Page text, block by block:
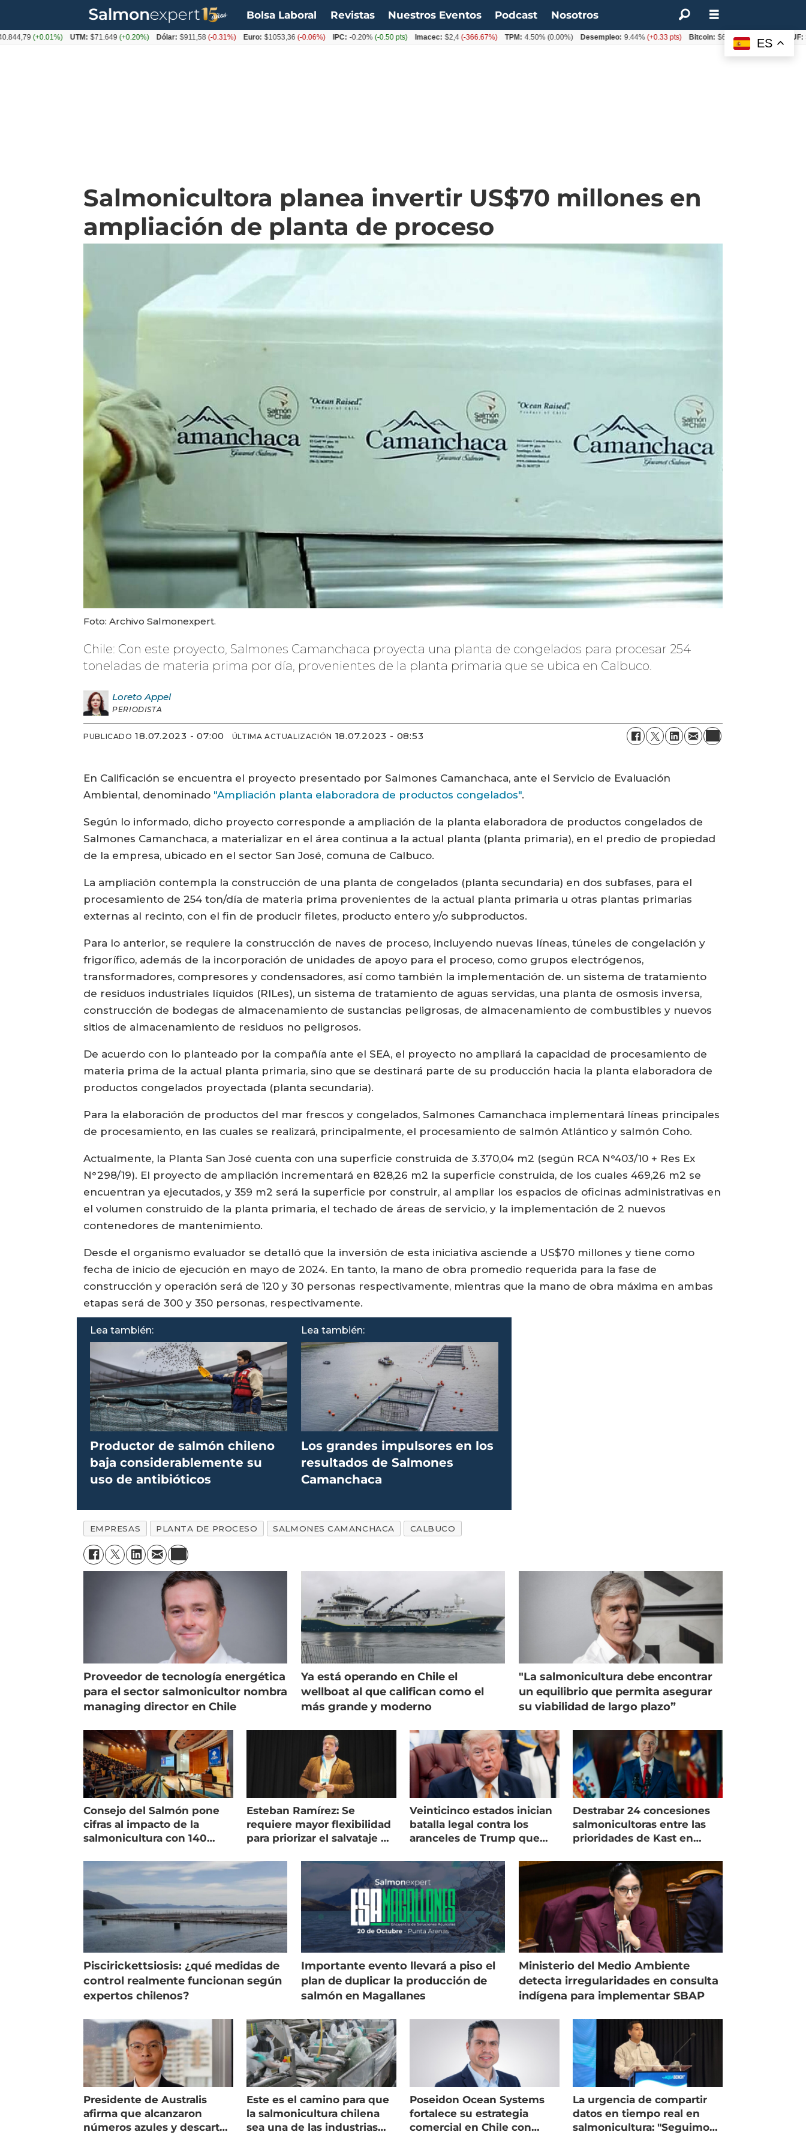
Bolsa Laboral Revistas Nuestros Eventos Podcast Nosotros
Salmonicultora planea invertir US$70 millones en
ampliación de planta de proceso
Foto: Archivo Salmonexpert.
Chile: Con este proyecto, Salmones Camanchaca proyecta una planta de congelados para procesar 254
toneladas de materia prima por día, provenientes de la planta primaria que se ubica en Calbuco.
Loreto Appel
PERIODISTA
PUBLICADO 18.07.2023 - 07:00 ÚLTIMA ACTUALIZACIÓN 18.07.2023 - 08:53
En Calificación se encuentra el proyecto presentado por Salmones Camanchaca, ante el Servicio de Evaluación
Ambiental, denominado "Ampliación planta elaboradora de productos congelados".
Según lo informado, dicho proyecto corresponde a ampliación de la planta elaboradora de productos congelados de
Salmones Camanchaca, a materializar en el área continua a la actual planta (planta primaria), en el predio de propiedad
de la empresa, ubicado en el sector San José, comuna de Calbuco.
La ampliación contempla la construcción de una planta de congelados (planta secundaria) en dos subfases, para el
procesamiento de 254 ton/día de materia prima provenientes de la actual planta primaria u otras plantas primarias
externas al recinto, con el fin de producir filetes, producto entero y/o subproductos.
Para lo anterior, se requiere la construcción de naves de proceso, incluyendo nuevas líneas, túneles de congelación y
frigorífico, además de la incorporación de unidades de apoyo para el proceso, como grupos electrógenos,
transformadores, compresores y condensadores, así como también la implementación de. un sistema de tratamiento
de residuos industriales líquidos (RILes), un sistema de tratamiento de aguas servidas, una planta de osmosis inversa,
construcción de bodegas de almacenamiento de sustancias peligrosas, de almacenamiento de combustibles y nuevos
sitios de almacenamiento de residuos no peligrosos.
De acuerdo con lo planteado por la compañía ante el SEA, el proyecto no ampliará la capacidad de procesamiento de
materia prima de la actual planta primaria, sino que se destinará parte de su producción hacia la planta elaboradora de
productos congelados proyectada (planta secundaria).
Para la elaboración de productos del mar frescos y congelados, Salmones Camanchaca implementará líneas principales
de procesamiento, en las cuales se realizará, principalmente, el procesamiento de salmón Atlántico y salmón Coho.
Actualmente, la Planta San José cuenta con una superficie construida de 3.370,04 m2 (según RCA N°403/10 + Res Ex
N°298/19). El proyecto de ampliación incrementará en 828,26 m2 la superficie construida, de los cuales 469,26 m2 se
encuentran ya ejecutados, y 359 m2 será la superficie por construir, al ampliar los espacios de oficinas administrativas en
el volumen construido de la planta primaria, el techado de áreas de servicio, y la implementación de 2 nuevos
contenedores de mantenimiento.
Desde el organismo evaluador se detalló que la inversión de esta iniciativa asciende a US$70 millones y tiene como
fecha de inicio de ejecución en mayo de 2024. En tanto, la mano de obra promedio requerida para la fase de
construcción y operación será de 120 y 30 personas respectivamente, mientras que la mano de obra máxima en ambas
etapas será de 300 y 350 personas, respectivamente.
Lea también:
Productor de salmón chileno
baja considerablemente su
uso de antibióticos
Lea también:
Los grandes impulsores en los
resultados de Salmones
Camanchaca
EMPRESAS PLANTA DE PROCESO SALMONES CAMANCHACA CALBUCO
Proveedor de tecnología energética
para el sector salmonicultor nombra
managing director en Chile
Ya está operando en Chile el
wellboat al que califican como el
más grande y moderno
"La salmonicultura debe encontrar
un equilibrio que permita asegurar
su viabilidad de largo plazo”
Consejo del Salmón pone
cifras al impacto de la
salmonicultura con 140
Esteban Ramírez: Se
requiere mayor flexibilidad
para priorizar el salvataje de
Veinticinco estados inician
batalla legal contra los
aranceles de Trump que
Destrabar 24 concesiones
salmonicultoras entre las
prioridades de Kast en
Piscirickettsiosis: ¿qué medidas de
control realmente funcionan según
expertos chilenos?
Importante evento llevará a piso el
plan de duplicar la producción de
salmón en Magallanes
Ministerio del Medio Ambiente
detecta irregularidades en consulta
indígena para implementar SBAP
Presidente de Australis
afirma que alcanzaron
números azules y descarta
Este es el camino para que
la salmonicultura chilena
sea una de las industrias
Poseidon Ocean Systems
fortalece su estrategia
comercial en Chile con
La urgencia de compartir
datos en tiempo real en
salmonicultura: "Seguimos
ES
(+0.01%) UTM: $71.649(+0.20%) Dólar: $911,58(-0.31%) Euro: $1053,36(-0.06%) IPC: -0.20%(-0.50 pts) Imacec: $2,4(-366.67%) TPM: 4.50% (0.00%) Desempleo: 9.44% (+0.33 pts) Bitcoin: $62.760,11 (-1.74%)